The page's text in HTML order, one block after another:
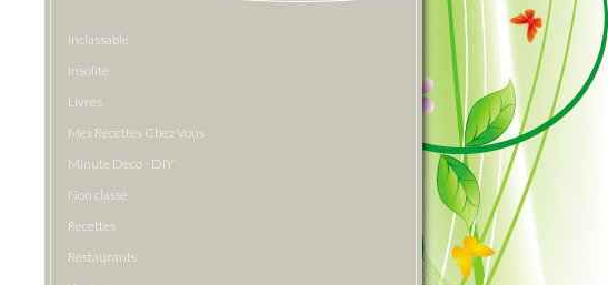
Inclassable
Insolite
Livres
Mes Recettes Chez Vous
Minute Deco - DIY
Non classé
Recettes
Restaurants